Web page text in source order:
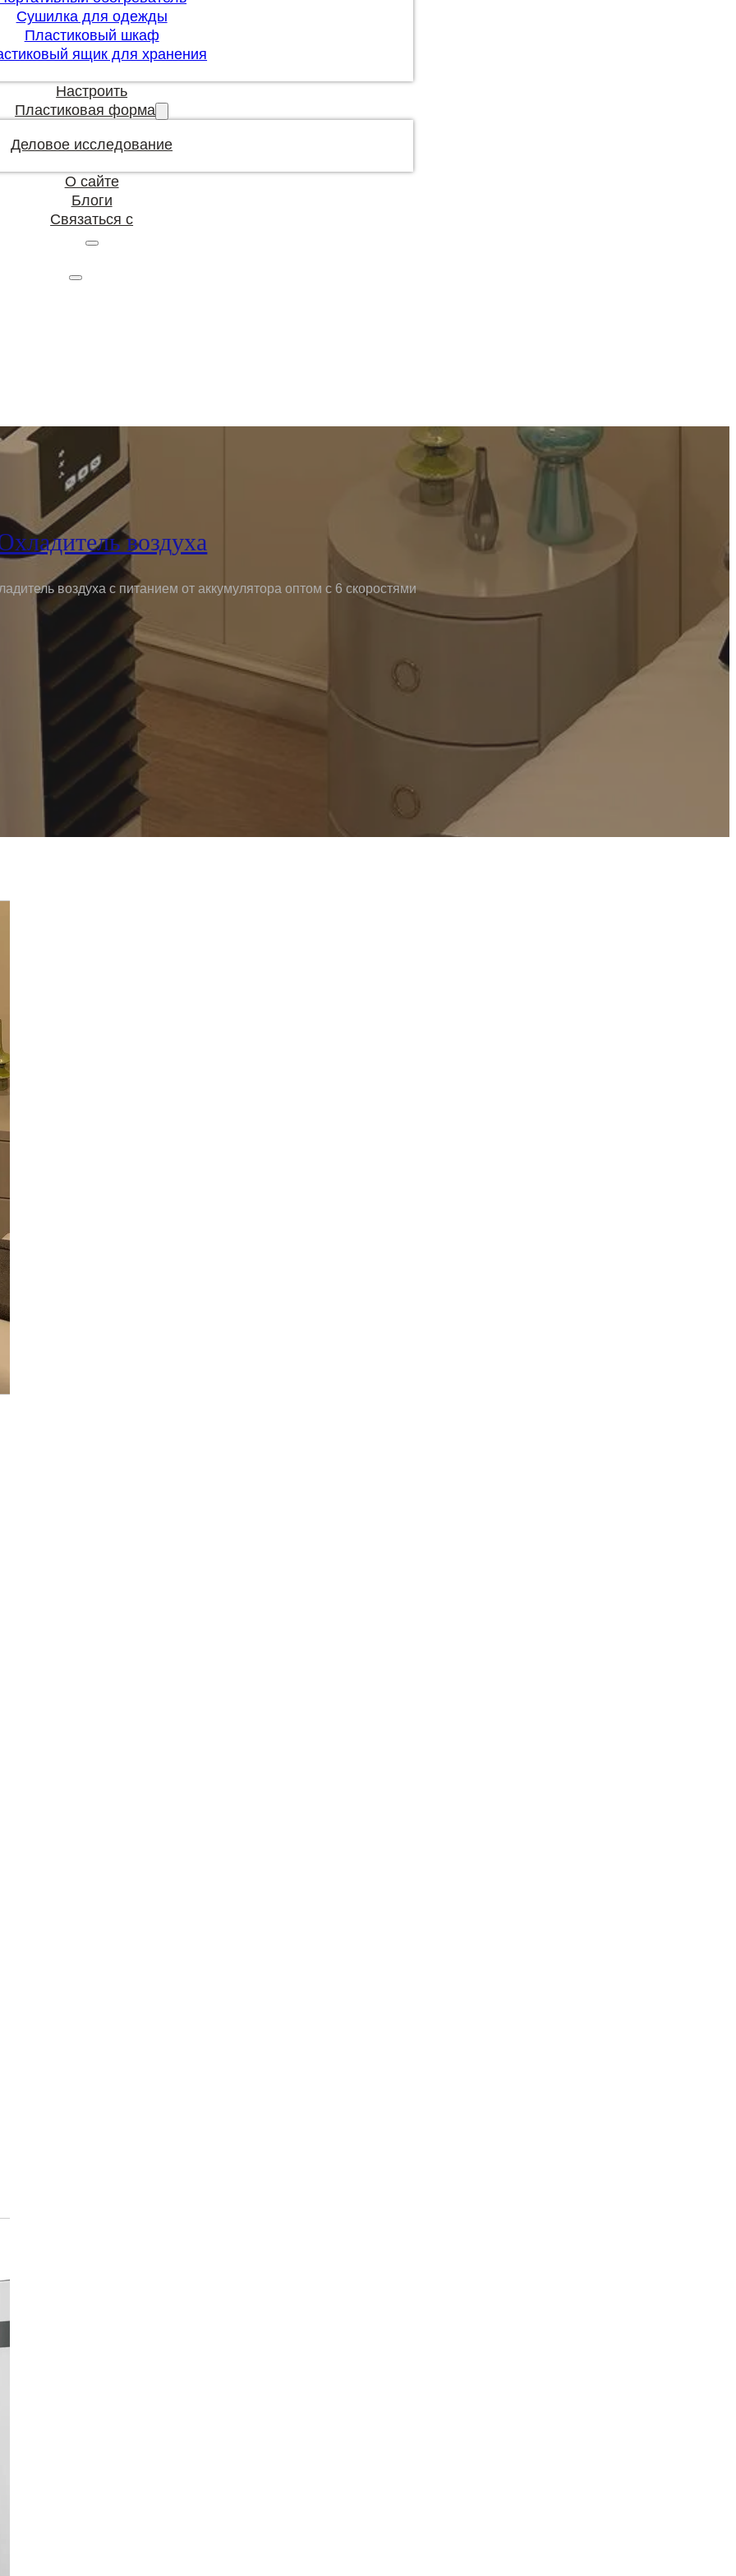
Сушилка для одежды
Пластиковый шкаф
ящик для хранения
Настроить
Пластиковая форма
Деловое исследование
О сайте
Блоги
Связаться с
воздуха
воздуха с питанием от аккумулятора оптом с 6 скоростями